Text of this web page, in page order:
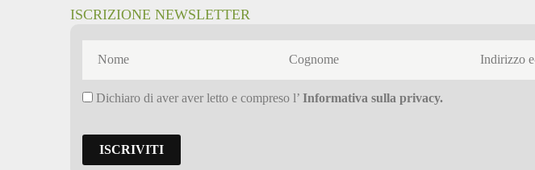
ISCRIZIONE NEWSLETTER
Dichiaro di aver aver letto e compreso l’ Informativa sulla privacy.